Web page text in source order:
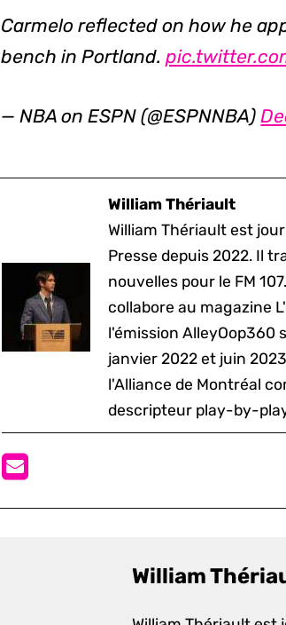
Carmelo reflected on how he
bench in Portland.
— NBA on ESPN (@ESPNNBA)
William Thériault
William Thériault est
Presse depuis 2022. Il
nouvelles pour le FM
collabore au magazine
l'émission AlleyOop360
janvier 2022 et juin
l'Alliance de Montréal
descripteur play-by-
William